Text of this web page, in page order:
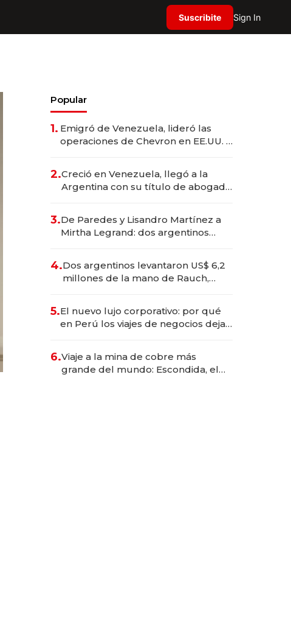
Suscribite Sign In
Popular
1. Emigró de Venezuela, lideró las
operaciones de Chevron en EE.UU. y
2.Creció en Venezuela, llegó a la
Argentina con su título de abogado
marcas "fast premium"
3.De Paredes y Lisandro Martínez a
Mirtha Legrand: dos argentinos
deportivo y el cuidado corporal
4.Dos argentinos levantaron US$ 6,2
millones de la mano de Rauch,
5.El nuevo lujo corporativo: por qué
en Perú los viajes de negocios dejan
6.Viaje a la mina de cobre más
grande del mundo: Escondida, el